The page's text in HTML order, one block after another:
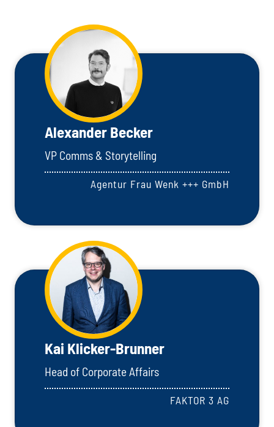
Alexander Becker
VP Comms & Storytelling
Agentur Frau Wenk +++ GmbH
Kai Klicker-Brunner
Head of Corporate Affairs
FAKTOR 3 AG